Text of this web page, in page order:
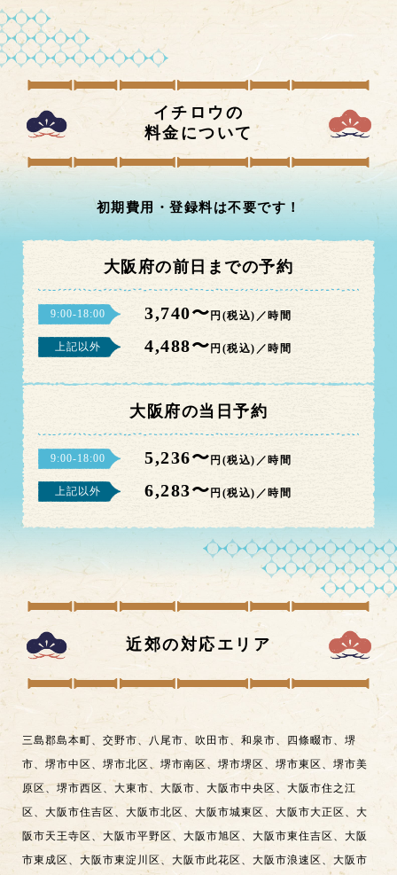
イチロウの
料金について
初期費用・登録料は不要です！
大阪府の前日までの予約
9:00-18:00 3,740〜 円(税込)／時間
上記以外 4,488〜 円(税込)／時間
大阪府の当日予約
9:00-18:00 5,236〜 円(税込)／時間
上記以外 6,283〜 円(税込)／時間
近郊の対応エリア
三島郡島本町、 交野市、 八尾市、 吹田市、 和泉市、 四條畷市、 堺
市、 堺市中区 、 堺市北区 、 堺市南区 、堺市堺区 、 堺市東区 、 堺市美
原区、堺市西区、 大東市、 大阪市、 大阪市中央区 、大阪市住之江
区 、 大阪市住吉区、 大阪市北区 、 大阪市城東区 、 大阪市大正区 、 大
阪市天王寺区 、大阪市平野区、 大阪市旭区 、 大阪市東住吉区 、 大阪
市東成区 、 大阪市東淀川区、 大阪市此花区 、 大阪市浪速区 、 大阪市